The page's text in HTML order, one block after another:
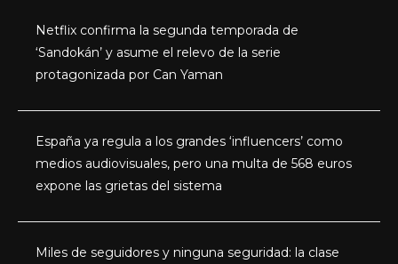
Netflix confirma la segunda temporada de
‘Sandokán’ y asume el relevo de la serie
protagonizada por Can Yaman
España ya regula a los grandes ‘influencers’ como
medios audiovisuales, pero una multa de 568 euros
expone las grietas del sistema
Miles de seguidores y ninguna seguridad: la clase